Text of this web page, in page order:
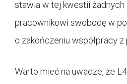
stawia w tej kwestii żadnych
pracownikowi swobodę w
o zakończeniu współpracy z
Warto mieć na uwadze, że